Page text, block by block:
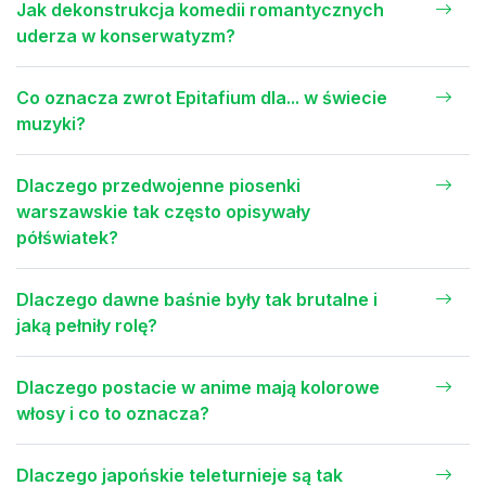
Jak dekonstrukcja komedii romantycznych
uderza w konserwatyzm?
Co oznacza zwrot Epitafium dla... w świecie
muzyki?
Dlaczego przedwojenne piosenki
warszawskie tak często opisywały
półświatek?
Dlaczego dawne baśnie były tak brutalne i
jaką pełniły rolę?
Dlaczego postacie w anime mają kolorowe
włosy i co to oznacza?
Dlaczego japońskie teleturnieje są tak